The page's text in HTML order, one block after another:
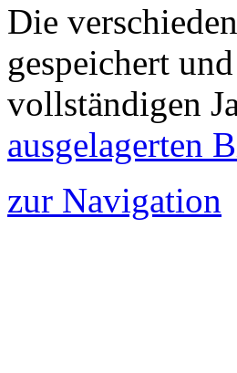
Die
gespeichert
vollständigen
ausgelagerten
zur Navigation